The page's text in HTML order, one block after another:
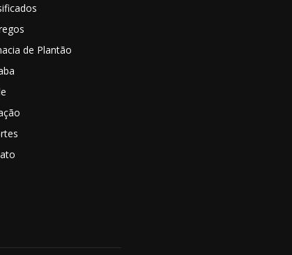
de Plantão